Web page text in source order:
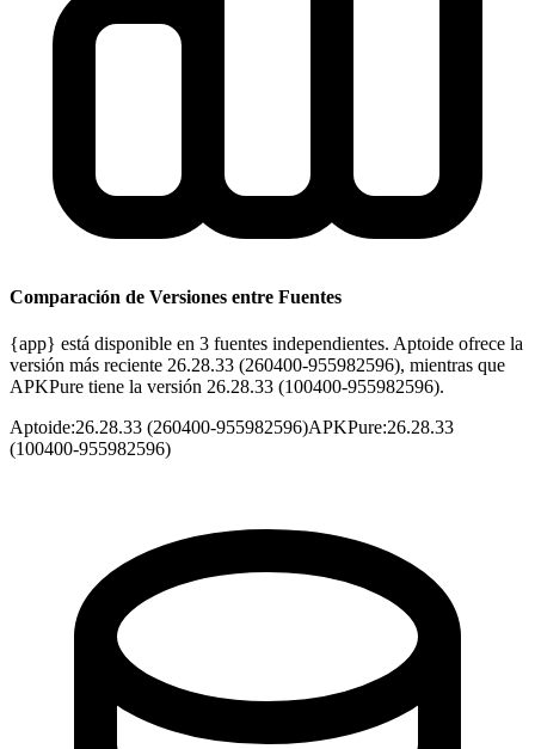
Comparación de Versiones entre Fuentes
{app} está disponible en 3 fuentes independientes. Aptoide ofrece la
versión más reciente 26.28.33 (260400-955982596), mientras que
APKPure tiene la versión 26.28.33 (100400-955982596).
Aptoide:26.28.33 (260400-955982596)APKPure:26.28.33
(100400-955982596)